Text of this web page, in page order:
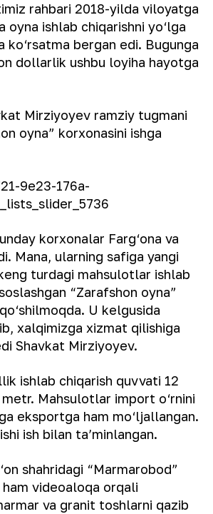
rahbari 2018-yilda viloyatga
oyna ishlab chiqarishni yo‘lga
ko‘rsatma bergan edi. Bugunga
dollarlik ushbu loyiha hayotga
Mirziyoyev ramziy tugmani
oyna” korxonasini ishga
korxonalar Farg‘ona va
Mana, ularning safiga yangi
turdagi mahsulotlar ishlab
“Zarafshon oyna”
U kelgusida
xalqimizga xizmat qilishiga
Shavkat Mirziyoyev.
ishlab chiqarish quvvati 12
Mahsulotlar import o‘rnini
eksportga ham mo‘ljallangan.
ish bilan ta’minlangan.
shahridagi “Marmarobod”
videoaloqa orqali
va granit toshlarni qazib